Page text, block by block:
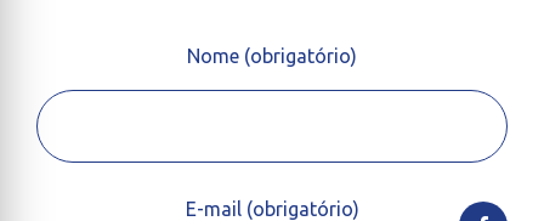
Nome (obrigatório)
E-mail (obrigatório)